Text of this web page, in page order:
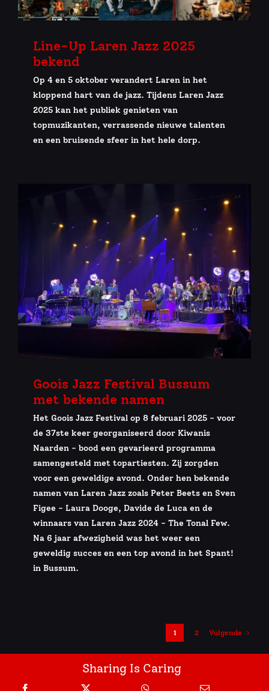
Line-Up Laren Jazz 2025
bekend
Op 4 en 5 oktober verandert Laren in het
kloppend hart van de jazz. Tijdens Laren Jazz
2025 kan het publiek genieten van
topmuzikanten, verrassende nieuwe talenten
en een bruisende sfeer in het hele dorp.
Goois Jazz Festival Bussum
met bekende namen
Het Goois Jazz Festival op 8 februari 2025 - voor
de 37ste keer georganiseerd door Kiwanis
Naarden - bood een gevarieerd programma
samengesteld met topartiesten. Zij zorgden
voor een geweldige avond. Onder hen bekende
namen van Laren Jazz zoals Peter Beets en Sven
Figee - Laura Dooge, Davide de Luca en de
winnaars van Laren Jazz 2024 - The Tonal Few.
Na 6 jaar afwezigheid was het weer een
geweldig succes en een top avond in het Spant!
in Bussum.
1 2 Volgende
Sharing Is Caring